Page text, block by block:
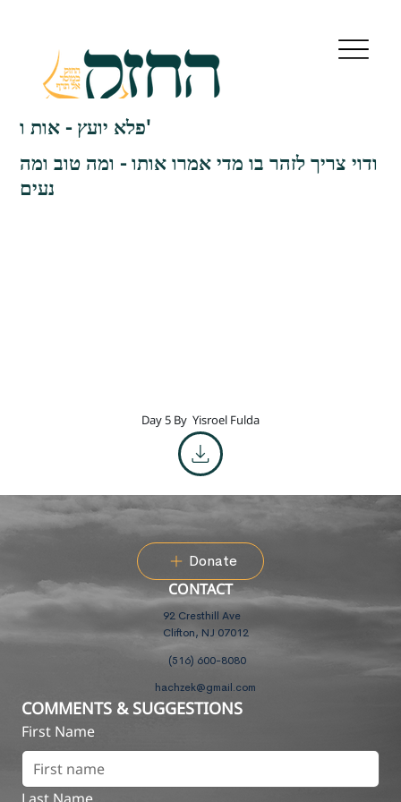
פלא יועץ - אות ו'
ודוי צריך לזהר בו מדי אמרו אותו - ומה טוב ומה
נעים
Day 5 By Yisroel Fulda
Donate
CONTACT
92 Cresthill Ave
Clifton, NJ 07012
(516) 600-8080
hachzek@gmail.com
COMMENTS & SUGGESTIONS
First Name